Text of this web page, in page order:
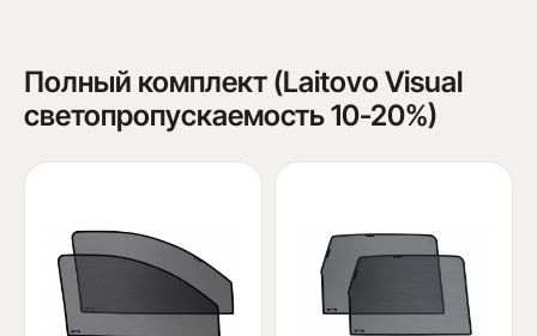
Полный комплект (Laitovo Visual
светопропускаемость 10-20%)